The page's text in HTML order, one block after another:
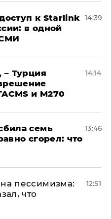
к Starlink
в одной
14:39
– Турция
и M270
14:14
семь
сгорел: что
13:46
пессимизма:
что
12:51